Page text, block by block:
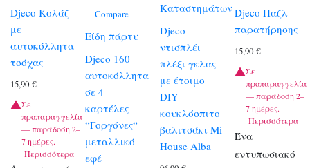
Djeco Κολάζ
με
αυτοκόλλητα
τσόχας
15,90 €
Σε
προπαραγγελία
— παράδοση 2–
7 ημέρες.
Περισσότερα
Compare
Είδη πάρτυ
Djeco 160
αυτοκόλλητα
σε 4
καρτέλες
“Γοργόνες“
μεταλλικό
εφέ
Καταστημάτων
Djeco
ντισπλέι
πλέξι γκλας
με έτοιμο
DIY
κουκλόσπιτο
βαλιτσάκι Mi
House Alba
Djeco Παζλ
παρατήρησης
15,90€
Σε
προπαραγγελία
— παράδοση 2–
7 ημέρες.
Περισσότερα
Ένα
εντυπωσιακό